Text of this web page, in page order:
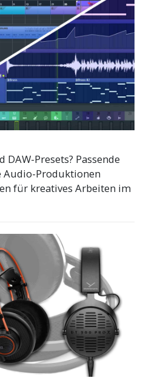
Presets? Passende
Audio-Produktionen
für kreatives Arbeiten im